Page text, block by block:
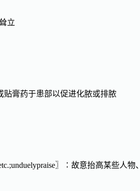
立
贴膏药于患部以促进化脓或排脓
〗∶故意抬高某些人物、